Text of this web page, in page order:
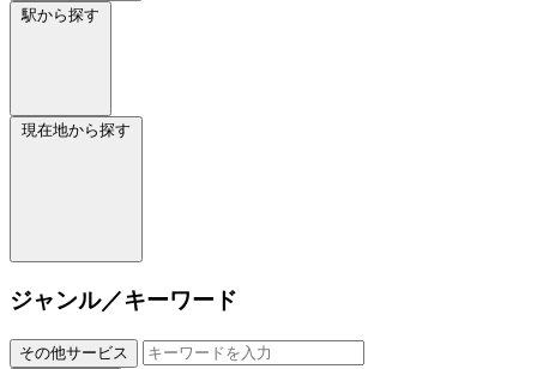
駅から探す
現在地から探す
ジャンル／キーワード
その他サービス